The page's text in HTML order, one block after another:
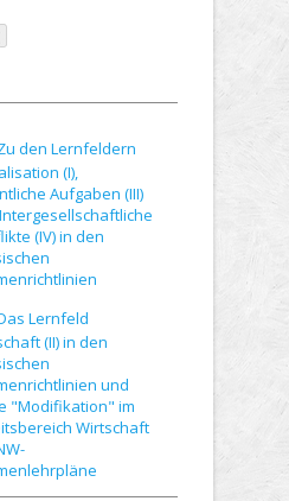
den Lernfeldern
(I),
Aufgaben (III)
(IV) in den
Lernfeld
(II) in den
und
"Modifikation" im
Wirtschaft